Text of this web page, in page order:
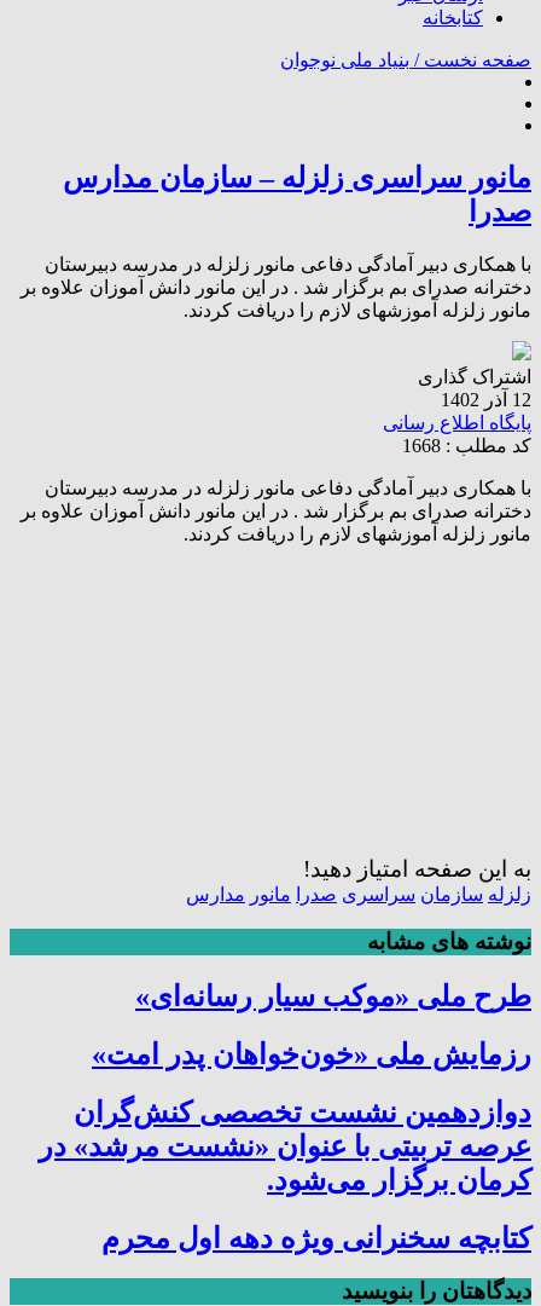
کتابخانه
صفحه نخست / بنیاد ملی نوجوان
مانور سراسری زلزله – سازمان مدارس
صدرا
با همکاری دبیر آمادگی دفاعی مانور زلزله در مدرسه دبیرستان
دخترانه صدرای بم برگزار شد . در این مانور دانش آموزان علاوه بر
مانور زلزله آموزشهای لازم را دریافت کردند.
اشتراک گذاری
12 آذر 1402
پایگاه اطلاع رسانی
کد مطلب : 1668
با همکاری دبیر آمادگی دفاعی مانور زلزله در مدرسه دبیرستان
دخترانه صدرای بم برگزار شد . در این مانور دانش آموزان علاوه بر
مانور زلزله آموزشهای لازم را دریافت کردند.
به این صفحه امتیاز دهید!
زلزله سازمان سراسری صدرا مانور مدارس
نوشته های مشابه
طرح ملی «موکب سیار رسانه‌ای»
رزمایش ملی «خون‌خواهان پدر امت»
دوازدهمین نشست تخصصی کنش‌گران
عرصه تربیتی با عنوان «نشست مرشد» در
کرمان برگزار می‌شود.
کتابچه سخنرانی ویژه دهه اول محرم
دیدگاهتان را بنویسید